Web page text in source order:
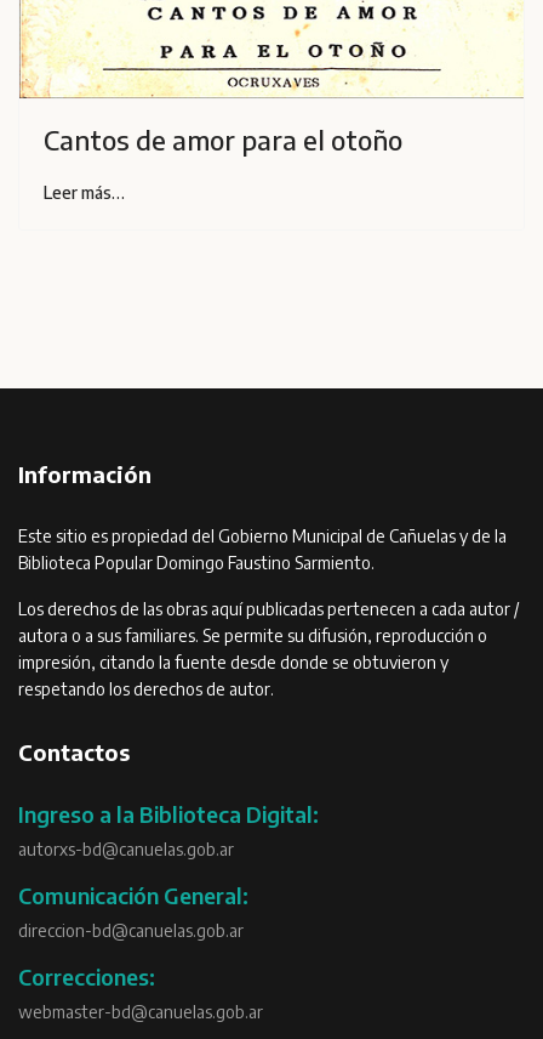
Cantos de amor para el otoño
Leer más…
Información
Este sitio es propiedad del Gobierno Municipal de Cañuelas y de la
Biblioteca Popular Domingo Faustino Sarmiento.
Los derechos de las obras aquí publicadas pertenecen a cada autor /
autora o a sus familiares. Se permite su difusión, reproducción o
impresión, citando la fuente desde donde se obtuvieron y
respetando los derechos de autor.
Contactos
Ingreso a la Biblioteca Digital:
autorxs-bd@canuelas.gob.ar
Comunicación General:
direccion-bd@canuelas.gob.ar
Correcciones:
webmaster-bd@canuelas.gob.ar